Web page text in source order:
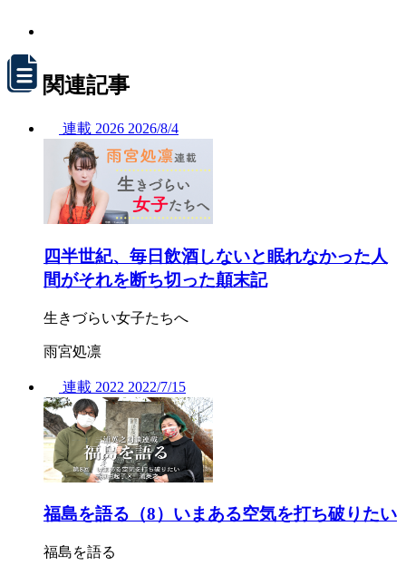
関連記事
連載 2026 2026/8/4
四半世紀、毎日飲酒しないと眠れなかった人
間がそれを断ち切った顛末記
生きづらい女子たちへ
雨宮処凛
連載 2022 2022/7/15
福島を語る（8）いまある空気を打ち破りたい
福島を語る